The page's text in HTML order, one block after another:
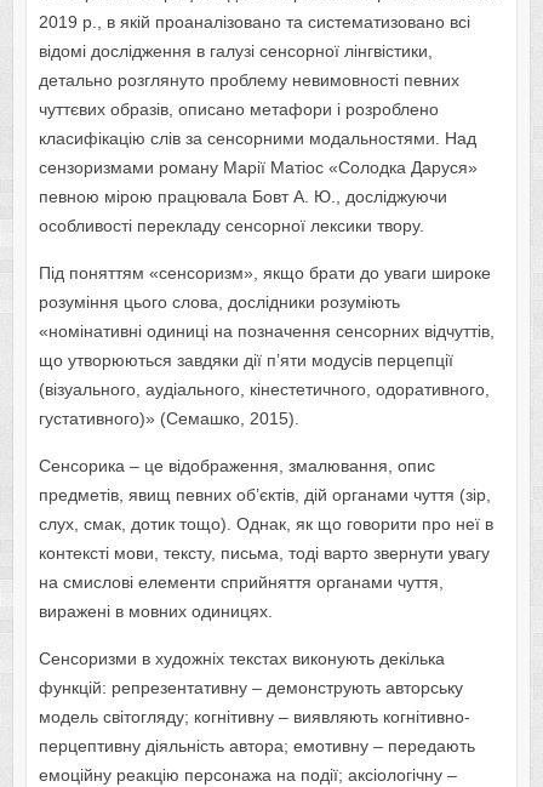
2019 р., в якій проаналізовано та систематизовано всі
відомі дослідження в галузі сенсорної лінгвістики,
детально розглянуто проблему невимовності певних
чуттєвих образів, описано метафори і розроблено
класифікацію слів за сенсорними модальностями. Над
сензоризмами роману Марії Матіос «Солодка Даруся»
певною мірою працювала Бовт А. Ю., досліджуючи
особливості перекладу сенсорної лексики твору.
Під поняттям «сенсоризм», якщо брати до уваги широке
розуміння цього слова, дослідники розуміють
«номінативні одиниці на позначення сенсорних відчуттів,
що утворюються завдяки дії п’яти модусів перцепції
(візуального, аудіального, кінестетичного, одоративного,
густативного)» (Семашко, 2015).
Сенсорика – це відображення, змалювання, опис
предметів, явищ певних об’єктів, дій органами чуття (зір,
слух, смак, дотик тощо). Однак, як що говорити про неї в
контексті мови, тексту, письма, тоді варто звернути увагу
на смислові елементи сприйняття органами чуття,
виражені в мовних одиницях.
Сенсоризми в художніх текстах виконують декілька
функцій: репрезентативну – демонструють авторську
модель світогляду; когнітивну – виявляють когнітивно-
перцептивну діяльність автора; емотивну – передають
емоційну реакцію персонажа на події; аксіологічну –